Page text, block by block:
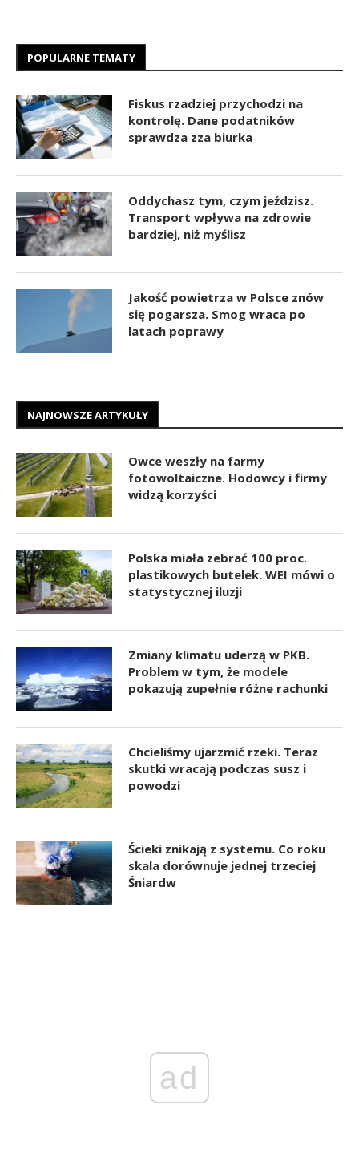
POPULARNE TEMATY
Fiskus rzadziej przychodzi na
kontrolę. Dane podatników
sprawdza zza biurka
Oddychasz tym, czym jeździsz.
Transport wpływa na zdrowie
bardziej, niż myślisz
Jakość powietrza w Polsce znów
się pogarsza. Smog wraca po
latach poprawy
NAJNOWSZE ARTYKUŁY
Owce weszły na farmy
fotowoltaiczne. Hodowcy i firmy
widzą korzyści
Polska miała zebrać 100 proc.
plastikowych butelek. WEI mówi o
statystycznej iluzji
Zmiany klimatu uderzą w PKB.
Problem w tym, że modele
pokazują zupełnie różne rachunki
Chcieliśmy ujarzmić rzeki. Teraz
skutki wracają podczas susz i
powodzi
Ścieki znikają z systemu. Co roku
skala dorównuje jednej trzeciej
Śniardw
ad